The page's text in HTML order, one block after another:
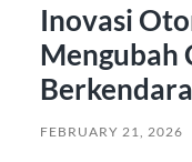
Inovasi
Mengubah
Berkendara
FEBRUARY 21, 2026